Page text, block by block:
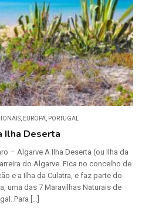
, EUROPA, PORTUGAL
Ilha Deserta
– Algarve A Ilha Deserta (ou Ilha da
do Algarve. Fica no concelho de
e a Ilha da Culatra, e faz parte do
uma das 7 Maravilhas Naturais de
Para […]